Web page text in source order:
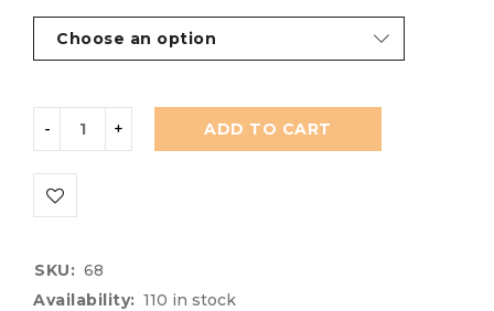
ADD TO CART
SKU: 68
Availability: 110 in stock